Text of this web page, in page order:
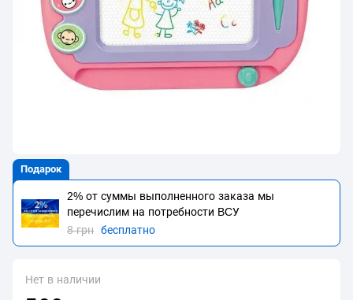
Подарок
2% от суммы выполненного заказа мы
перечислим на потребности BCУ
8 грн бесплатно
Нет в наличии